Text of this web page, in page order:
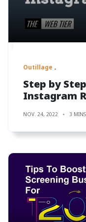
Outillage
Step by
Instagram
NOV. 24, 2022 3